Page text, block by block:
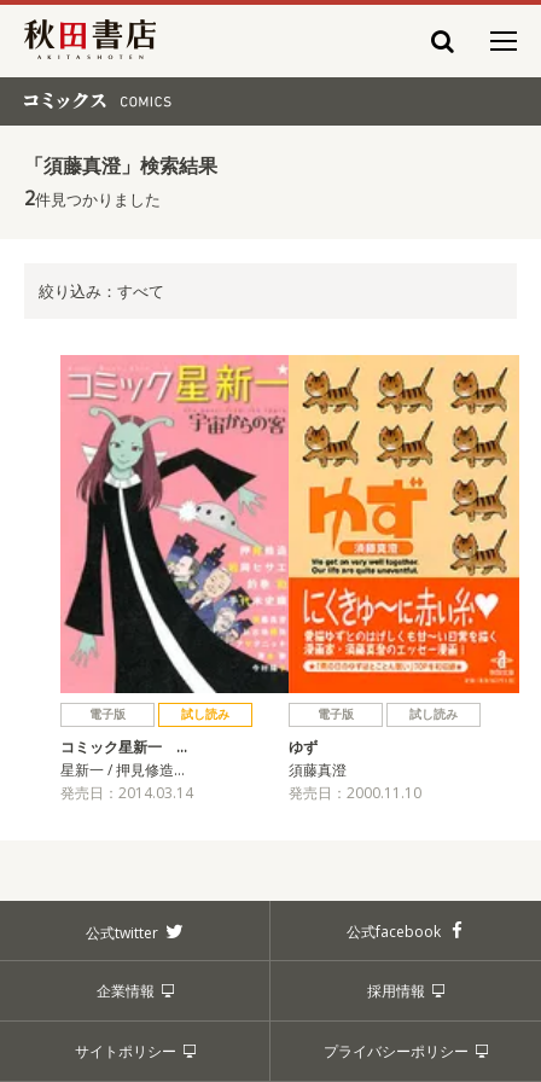
秋田書店
「須藤真澄」検索結果
2件見つかりました
絞り込み：すべて
電子版 試し読み
コミック星新一 …
星新一 / 押見修造…
発売日：2014.03.14
電子版 試し読み
ゆず
須藤真澄
発売日：2000.11.10
公式twitter 公式facebook
企業情報 採用情報
サイトポリシー プライバシーポリシー